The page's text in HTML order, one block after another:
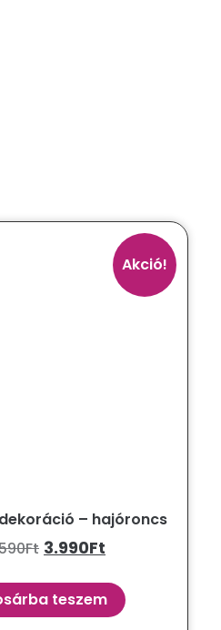
Akció!
– hajóroncs
Ft 3.990Ft
teszem